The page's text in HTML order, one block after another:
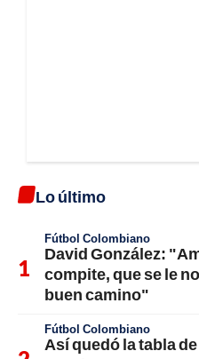
Lo último
Fútbol Colombiano
David González:
compite, que se le
buen camino"
Fútbol Colombiano
Así quedó la tabla